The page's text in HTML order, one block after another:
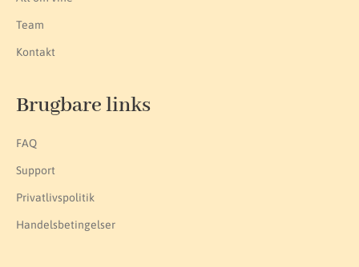
Team
Kontakt
Brugbare links
FAQ
Support
Privatlivspolitik
Handelsbetingelser